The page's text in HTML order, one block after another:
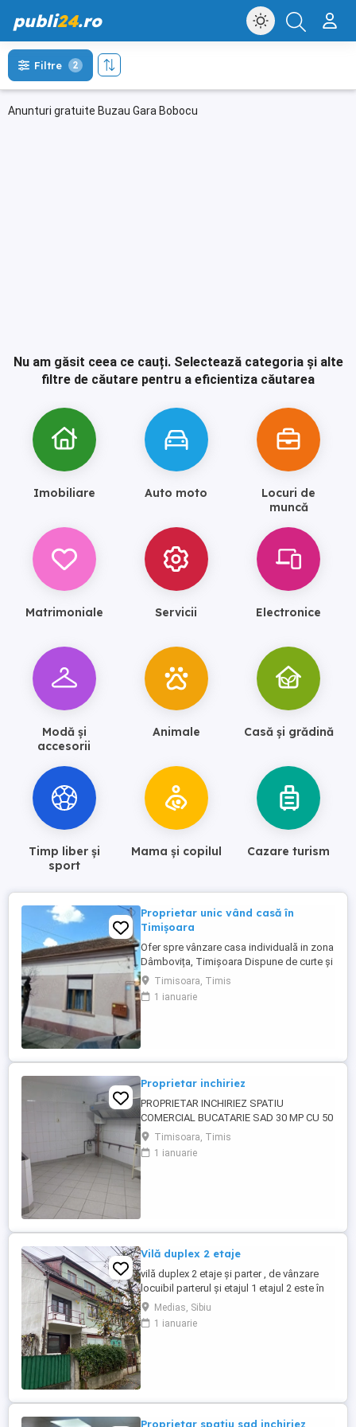
publi24.ro
Anunturi gratuite Buzau Gara Bobocu
Filtre 2
Nu am găsit ceea ce cauți. Selectează categoria și alte
filtre de căutare pentru a eficientiza căutarea
Imobiliare Auto moto
Locuri de
muncă
Matrimoniale Servicii Electronice
Modă și
accesorii
Animale Casă și grădină
Timp liber și
sport
Mama și copilul Cazare turism
Proprietar unic vând casă în
Timișoara
Ofer spre vânzare casa individuală in zona
Dâmbovița, Timișoara Dispune de curte și
grădină Teren 450 m2 Posibilitate de
mansardare, extindere Zonă rezidențială,
liniștită, aproape de mijloace de transport,
Timisoara, Timis
1 ianuarie
Proprietar inchiriez
PROPRIETAR INCHIRIEZ SPATIU
COMERCIAL BUCATARIE SAD 30 MP CU 50
MP SPATIU ACOPERIT SI 80 MP
TERASA.LA CASA IN ZONA DE BLOCURI
LA ARTERA PRINCIPALA.CHIRIA 1200 EURO
Timisoara, Timis
1 ianuarie
Vilă duplex 2 etaje
vilă duplex 2 etaje și parter , de vânzare
locuibil parterul și etajul 1 etajul 2 este în
amenajare garaj parter curte mare 175 mp
în spate individuală și în față 30 mp
parcare individuală în față curent trifazic
Medias, Sibiu
1 ianuarie
Proprietar spatiu sad inchiriez